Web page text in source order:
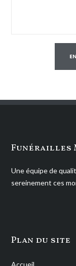
Funérailles
Une équipe de
sereinement ces
Plan du site
Accueil